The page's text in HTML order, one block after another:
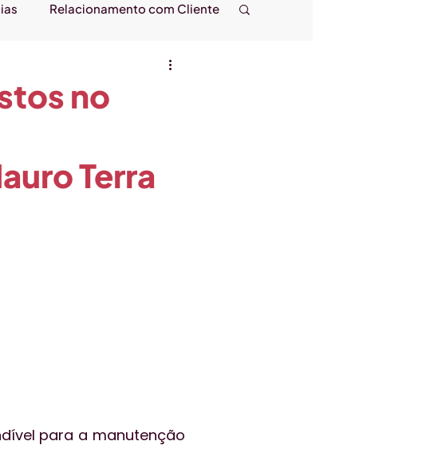
Relacionamento com Cliente
Entrevistas
no
Terra
para a manutenção